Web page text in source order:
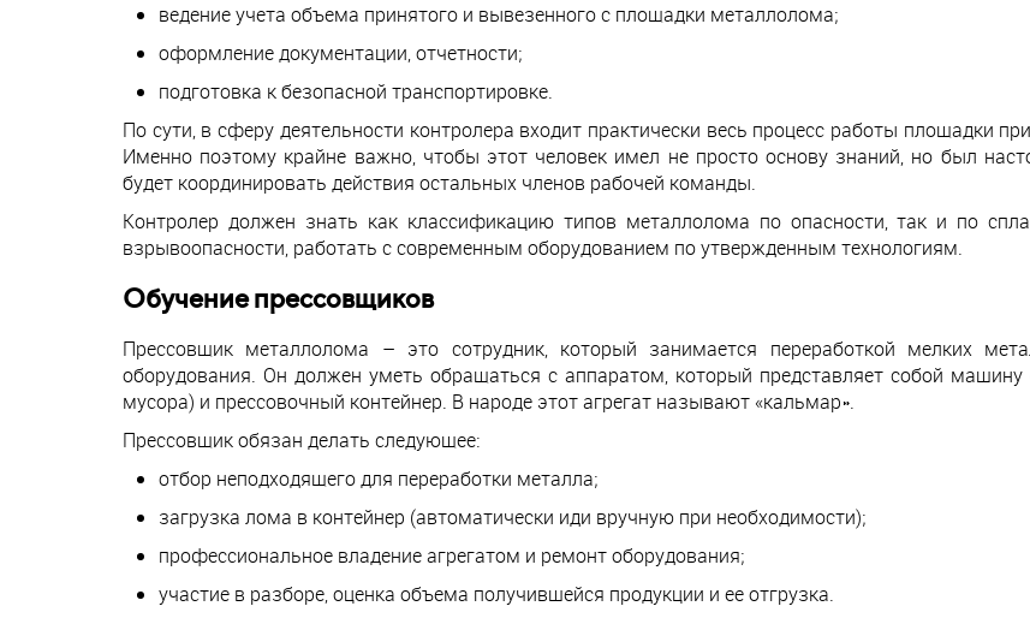
ведение учета объема принятого и вывезенного с площадки металлолома;
оформление документации, отчетности;
подготовка к безопасной транспортировке.
По сути, в сферу деятельности контролера входит практически весь процесс работы площадки
Именно поэтому крайне важно, чтобы этот человек имел не просто основу знаний, но был
будет координировать действия остальных членов рабочей команды.
Контролер должен знать как классификацию типов металлолома по опасности, так и по
взрывоопасности, работать с современным оборудованием по утвержденным технологиям.
Обучение прессовщиков
Прессовщик металлолома – это сотрудник, который занимается переработкой мелких
оборудования. Он должен уметь обращаться с аппаратом, который представляет собой
мусора) и прессовочный контейнер. В народе этот агрегат называют «кальмар».
Прессовщик обязан делать следующее:
отбор неподходящего для переработки металла;
загрузка лома в контейнер (автоматически иди вручную при необходимости);
профессиональное владение агрегатом и ремонт оборудования;
участие в разборе, оценка объема получившейся продукции и ее отгрузка.